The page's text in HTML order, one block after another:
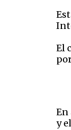
El
En
y